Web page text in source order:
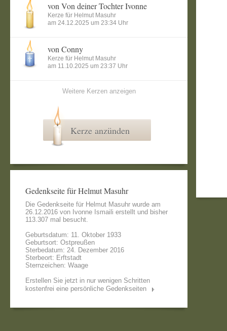
von Von deiner Tochter Ivonne
Kerze für Helmut Masuhr
am 24.12.2025 um 23:34 Uhr
von Conny
Kerze für Helmut Masuhr
am 11.10.2025 um 23:37 Uhr
Weitere Kerzen anzeigen
Kerze anzünden
Gedenkseite für Helmut Masuhr
Die Gedenkseite für Helmut Masuhr wurde am
26.12.2016 von Ivonne Ismaili erstellt und bisher
113.307 mal besucht.
Geburtsdatum: 11. Oktober 1933
Geburtsort: Ostpreußen
Sterbedatum: 24. Dezember 2016
Sterbeort: Erftstadt
Sternzeichen: Waage
Erstellen Sie jetzt in nur wenigen Schritten
kostenfrei eine persönliche Gedenkseiten